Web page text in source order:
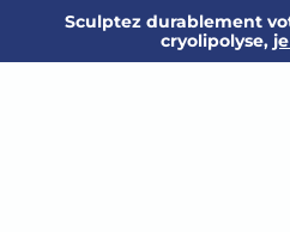
Sculptez durablement
cryolipolyse,